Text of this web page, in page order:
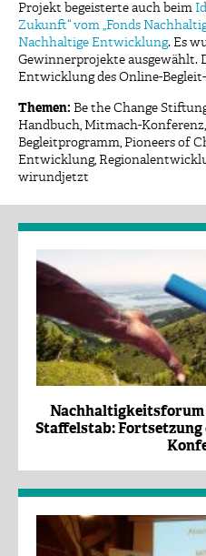
Projekt begeisterte auch beim
Zukunft“ vom „Fonds
Nachhaltige Entwicklung. Es
Gewinnerprojekte ausgewählt.
Entwicklung des Online-
Themen: Be the Change
Handbuch Mitmach-Konferenz
Begleitprogramm Pioneers of
Entwicklung,
wirundjetzt
Nachhaltigkeitsforum
Staffelstab: